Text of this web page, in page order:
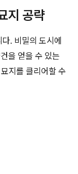
지 공략
. 비밀의 도시에
을 얻을 수 있는
지를 클리어할 수